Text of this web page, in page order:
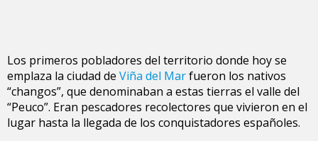
Los primeros pobladores del territorio donde hoy se
emplaza la ciudad de Viña del Marfueron los nativos
“changos”, que denominaban a estas tierras el valle del
“Peuco”. Eran pescadores recolectores que vivieron en el
lugar hasta la llegada de los conquistadores españoles.